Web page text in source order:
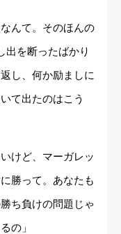
んて。そのほんの
出を断ったばかり
し、何か励ましに
て出たのはこう
けど、マーガレッ
勝って。あなたも
ち負けの問題じゃ
の」